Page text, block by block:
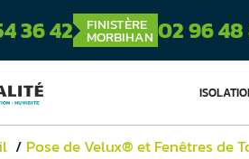
36 42 FINISTÈRE
MORBIHAN 02 96
Pose de Velux® et Fenêtres de